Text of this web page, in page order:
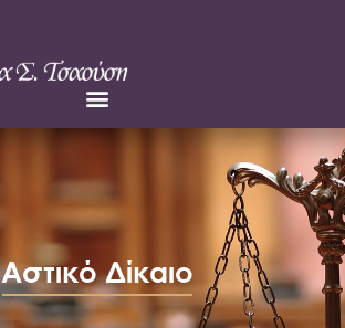
Αστικό Δίκαιο